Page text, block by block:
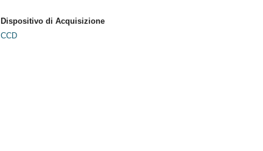
Dispositivo di Acquisizione
CCD